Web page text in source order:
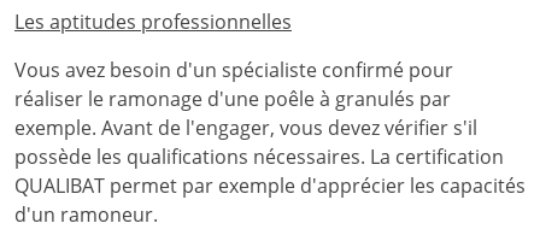
Les aptitudes professionnelles
Vous avez besoin d'un spécialiste confirmé pour
réaliser le ramonage d'une poêle à granulés par
exemple. Avant de l'engager, vous devez vérifier s'il
possède les qualifications nécessaires. La certification
QUALIBAT permet par exemple d'apprécier les capacités
d'un ramoneur.